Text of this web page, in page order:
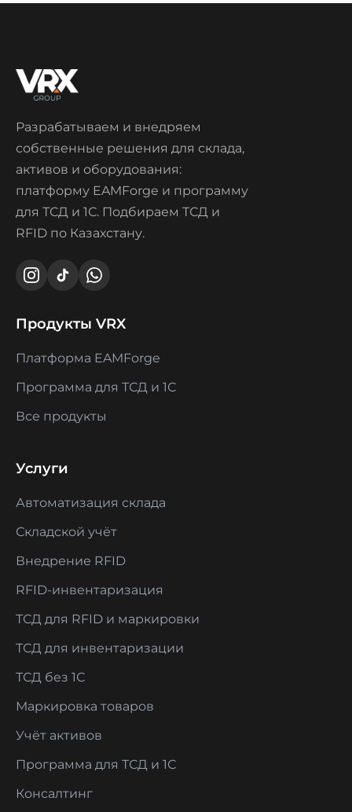
Разрабатываем и внедряем
собственные решения для склада,
активов и оборудования:
платформу EAMForge и программу
для ТСД и 1С. Подбираем ТСД и
RFID по Казахстану.
Продукты VRX
Платформа EAMForge
Программа для ТСД и 1С
Все продукты
Услуги
Автоматизация склада
Складской учёт
Внедрение RFID
RFID-инвентаризация
ТСД для RFID и маркировки
ТСД для инвентаризации
ТСД без 1С
Маркировка товаров
Учёт активов
Программа для ТСД и 1С
Консалтинг